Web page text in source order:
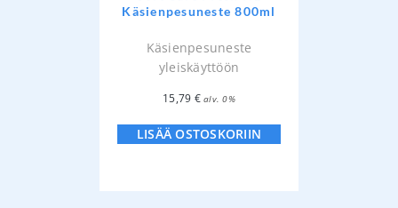
Käsienpesuneste 800ml
Käsienpesuneste
yleiskäyttöön
15,79 € alv. 0%
LISÄÄ OSTOSKORIIN